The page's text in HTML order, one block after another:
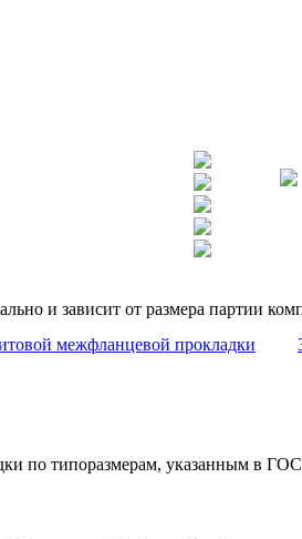
и зависит от размера партии
типоразмерам, указанным в